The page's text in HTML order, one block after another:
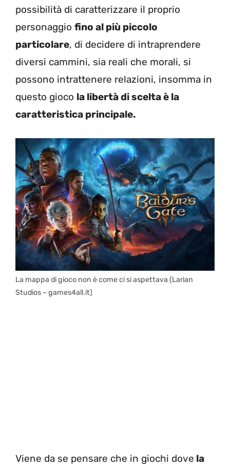
possibilità di caratterizzare il proprio
personaggio fino al più piccolo
particolare, di decidere di intraprendere
diversi cammini, sia reali che morali, si
possono intrattenere relazioni, insomma in
questo gioco la libertà di scelta è la
caratteristica principale.
La mappa di gioco non è come ci si aspettava (Larian
Studios – games4all.it)
Viene da se pensare che in giochi dove la